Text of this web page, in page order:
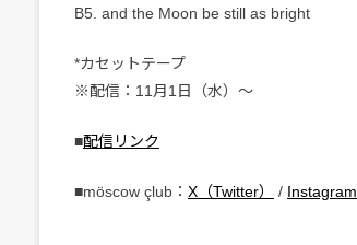
B5. and the Moon be still as bright
*カセットテープ
※配信：11月1日（水）〜
■配信リンク
■möscow çlub： X（Twitter） / Instagram